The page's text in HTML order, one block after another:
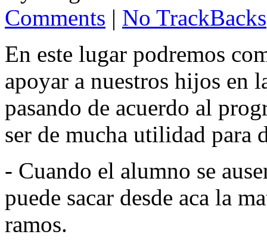
Comments | No TrackBacks
En este lugar podremos
apoyar a nuestros hijos en
pasando de acuerdo al
ser de mucha utilidad para
- Cuando el alumno se
puede sacar desde aca la
ramos.